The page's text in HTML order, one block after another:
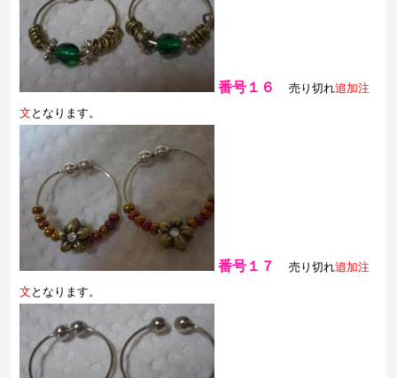
番号１６売り切れ追加注
文 となります。
番号１７ 売り切れ追加注
文 となります。